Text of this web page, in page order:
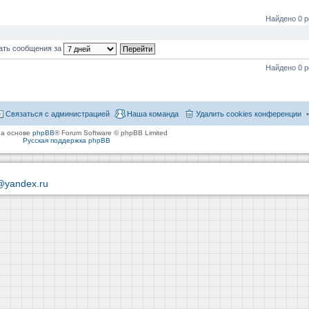
Найдено 0
сообщения за
Найдено 0
Удалить cookies конференции
Наша команда
Связаться с администрацией
основе phpBB® Forum Software © phpBB Limited
Русская поддержка phpBB